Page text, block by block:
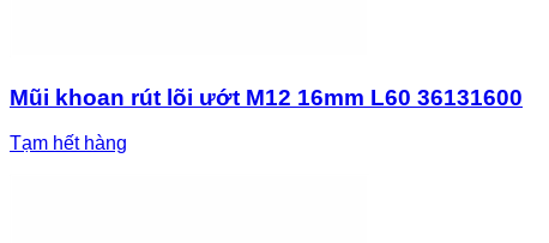
Mũi khoan rút lõi ướt M12 16mm L60 36131600
Tạm hết hàng